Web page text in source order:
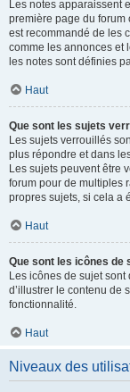
Les notes apparaissent
première page du forum
est recommandé de les
comme les annonces et
les notes sont définies
Haut
Que sont les sujets
Les sujets verrouillés
plus répondre et dans
Les sujets peuvent être
forum pour de multiples
propres sujets, si cela a
Haut
Que sont les icônes de
Les icônes de sujet sont
d’illustrer le contenu de
fonctionnalité.
Haut
Niveaux des